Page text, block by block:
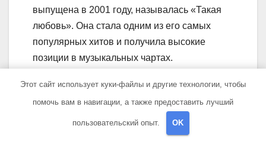
выпущена в 2001 году, называлась «Такая
любовь». Она стала одним из его самых
популярных хитов и получила высокие
позиции в музыкальных чартах.
НавигацияХу тао биография
Алексей
Этот сайт использует куки-файлы и другие технологии, чтобы
помочь вам в навигации, а также предоставить лучший
пользовательский опыт. OK